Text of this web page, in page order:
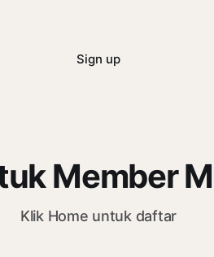
Sign up
Member
Klik Home untuk daftar